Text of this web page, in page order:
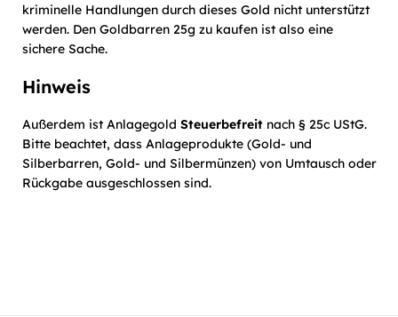
kriminelle Handlungen durch dieses Gold nicht unterstützt
werden. Den Goldbarren 25g zu kaufen ist also eine
sichere Sache.
Hinweis
Außerdem ist Anlagegold Steuerbefreit nach § 25c UStG.
Bitte beachtet, dass Anlageprodukte (Gold- und
Silberbarren, Gold- und Silbermünzen) von Umtausch oder
Rückgabe ausgeschlossen sind.